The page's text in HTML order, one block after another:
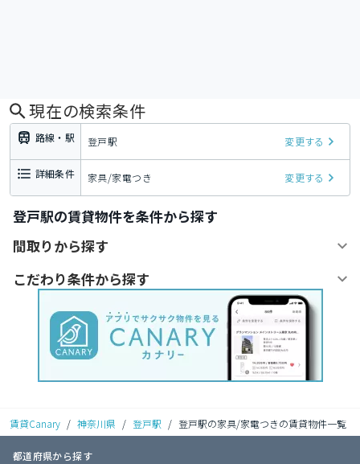
現在の検索条件
路線・駅 登戸駅 変更する
詳細条件 家具/家電つき 変更する
登戸駅の賃貸物件を条件から探す
間取りから探す
こだわり条件から探す
賃貸Canary / 神奈川県 / 登戸駅 / 登戸駅の家具/家電つきの賃貸物件一覧
都道府県から探す